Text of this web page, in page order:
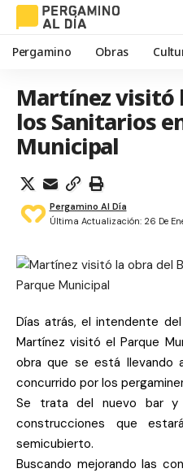
Pergamino Obras
Martínez visitó
los Sanitarios
Municipal
Última Actualización: 26 De
Pergamino Al Día
Días atrás, el intendente
Martínez visitó el Parque
obra que se está llevando
concurrido por los
Se trata del nuevo bar y
construcciones que
semicubierto.
Buscando mejorando las